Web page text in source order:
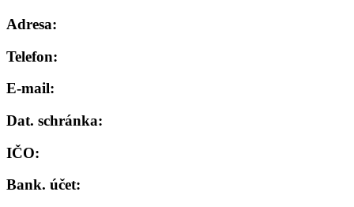
Adresa:
Telefon:
E-mail:
Dat. schránka:
IČO:
Bank. účet: